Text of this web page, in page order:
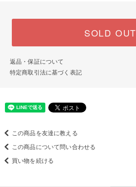
SOLD OUT
返品・保証について
特定商取引法に基づく表記
この商品を友達に教える
この商品について問い合わせる
買い物を続ける